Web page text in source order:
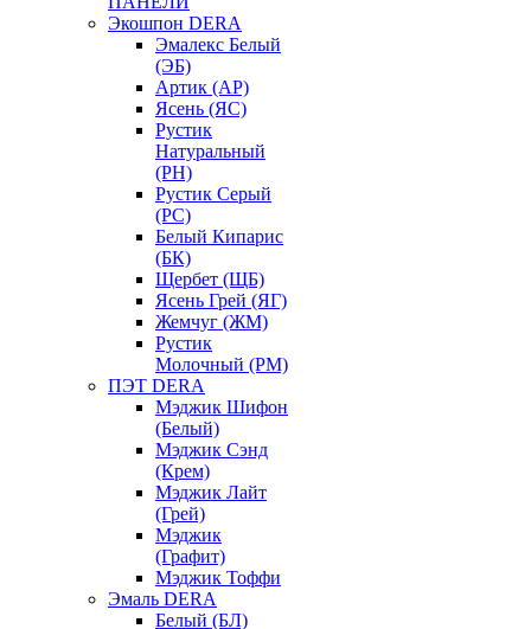
Экошпон DERA
Эмалекс Белый
(ЭБ)
Артик (АР)
Ясень (ЯС)
Рустик
Натуральный
(РН)
Рустик Серый
(РС)
Белый Кипарис
(БК)
Щербет (ЩБ)
Ясень Грей (ЯГ)
Жемчуг (ЖМ)
Рустик
Молочный (РМ)
ПЭТ DERA
Мэджик Шифон
(Белый)
Мэджик Сэнд
(Крем)
Мэджик Лайт
(Грей)
Мэджик
(Графит)
Мэджик Тоффи
Эмаль DERA
Белый (БЛ)